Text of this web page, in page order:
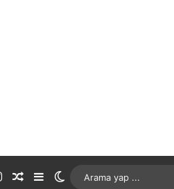
InstagramRastgele Makale
Kenar Bölmesi
Dış görünümü değiştir